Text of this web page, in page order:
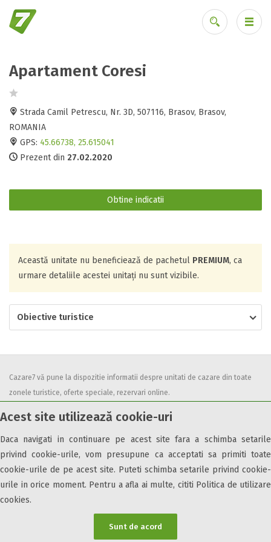
Acest site utilizează cookie-uri
Daca navigati in continuare pe acest site fara a schimba setarile
privind cookie-urile, vom presupune ca acceptati sa primiti toate
cookie-urile de pe acest site. Puteti schimba setarile privind cookie-
urile in orice moment. Pentru a afla ai multe, cititi Politica de utilizare
cookies.
Sunt de acord
Apartament Coresi
Strada Camil Petrescu, Nr. 3D, 507116, Brasov, Brasov,
ROMANIA
GPS: 45.66738, 25.615041
Prezent din 27.02.2020
Obtine indicatii
Această unitate nu beneficiează de pachetul PREMIUM, ca
urmare detaliile acestei unitați nu sunt vizibile.
Obiective turistice
Cazare7 vă pune la dispozitie informatii despre unitati de cazare din toate
zonele turistice, oferte speciale, rezervari online.
condițiile de utilizare.
Informații utile Parteneri Cazare7